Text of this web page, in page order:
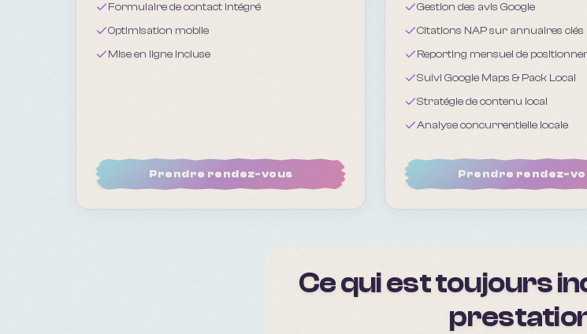
Formulaire de contact intégré
Optimisation mobile
Mise en ligne incluse
Prendre rendez-vous
Gestion des avis Google
Citations NAP sur annuaires clés
Reporting mensuel de
Suivi Google Maps & Pack Local
Stratégie de contenu local
Analyse concurrentielle locale
Prendre rendez-
Ce qui est toujours